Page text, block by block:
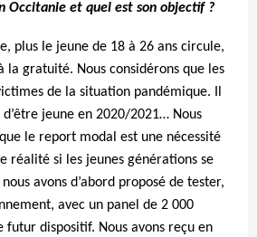
Occitanie et quel est son objectif ?
plus le jeune de 18 à 26 ans circule,
la gratuité. Nous considérons que les
de la situation pandémique. Il
jeune en 2020/2021… Nous
le report modal est une nécessité
réalité si les jeunes générations se
avons d’abord proposé de tester,
avec un panel de 2 000
futur dispositif. Nous avons reçu en